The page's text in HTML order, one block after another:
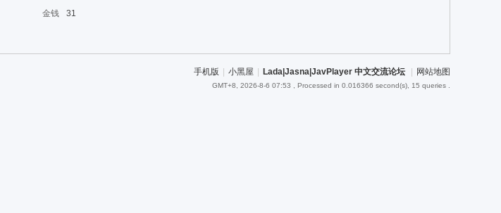
金钱
31
手机版 小黑屋 Lada|Jasna|JavPlayer 中文交流论坛 网站地图
GMT+8, 2026-8-6 07:53 , Processed in 0.016366 second(s), 15 queries .